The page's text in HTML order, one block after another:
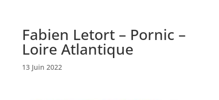
Fabien Letort – Pornic –
Loire Atlantique
13 Juin 2022